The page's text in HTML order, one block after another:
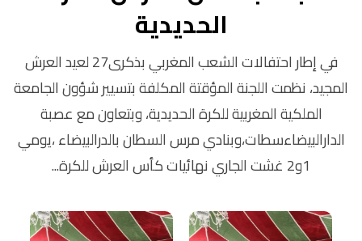
الحديدية
في إطار احتفالات الشعب المغربي بذكرى27 لعيد العرش
المجيد، نظمت اللجنة المؤقتة المكلفة بتسيير شؤون الجامعة
الملكية المغربية للكرة الحديدية، وبتعاون مع عصبة
الدارالبيضاءسطات،وبنادي مرس السطان بالدرالبيضاء ،يومي
1و2 غشت الجاري نهائيات كأس العرش للكرة...